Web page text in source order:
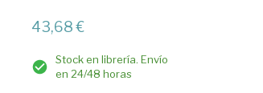
43,68 €
Stock en librería. Envío
en 24/48 horas